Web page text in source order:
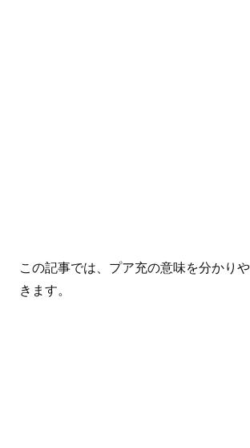
この記事では、プア充の意味を分かり
きます。